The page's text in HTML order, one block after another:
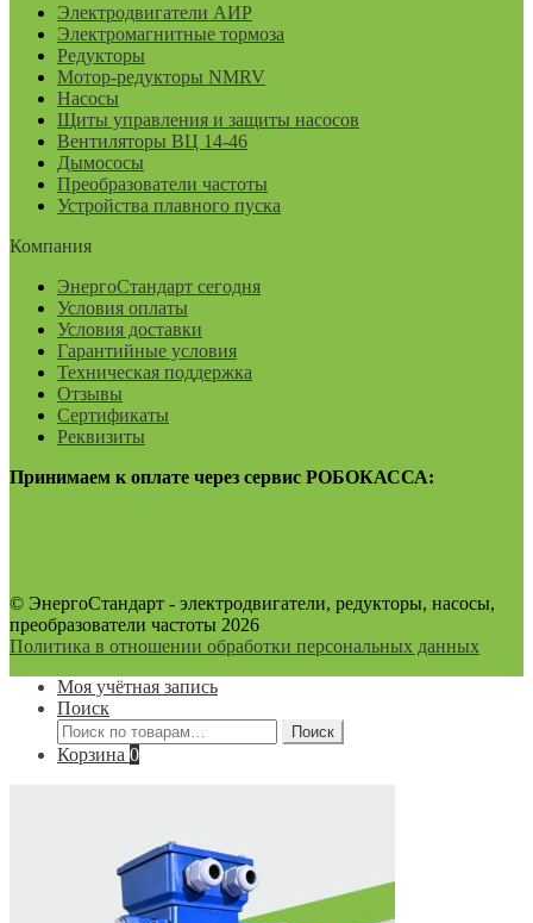
Электродвигатели АИР
Электромагнитные тормоза
Редукторы
Мотор-редукторы NMRV
Насосы
Щиты управления и защиты насосов
Вентиляторы ВЦ 14-46
Дымососы
Преобразователи частоты
Устройства плавного пуска
Компания
ЭнергоСтандарт сегодня
Условия оплаты
Условия доставки
Гарантийные условия
Техническая поддержка
Отзывы
Сертификаты
Реквизиты
Принимаем к оплате через сервис РОБОКАССА:
© ЭнергоСтандарт - электродвигатели, редукторы, насосы,
преобразователи частоты 2026
Политика в отношении обработки персональных данных
Моя учётная запись
Поиск
Искать:
Поиск
Корзина 0